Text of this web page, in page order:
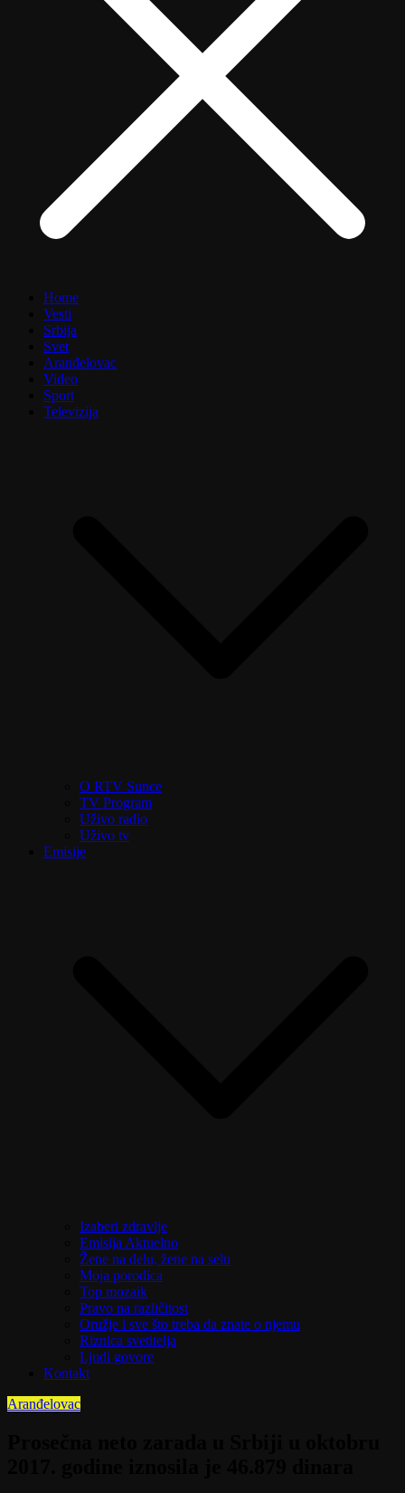
Home
Vesti
Srbija
Svet
Aranđelovac
Video
Sport
Televizija
O RTV Sunce
TV Program
Uživo radio
Uživo tv
Emisije
Izaberi zdravlje
Emisija Aktuelno
Žene na delu, žene na selu
Moja porodica
Top mozaik
Pravo na različitost
Oružje i sve što treba da znate o njemu
Riznica svetitelja
Ljudi govore
Kontakt
Aranđelovac